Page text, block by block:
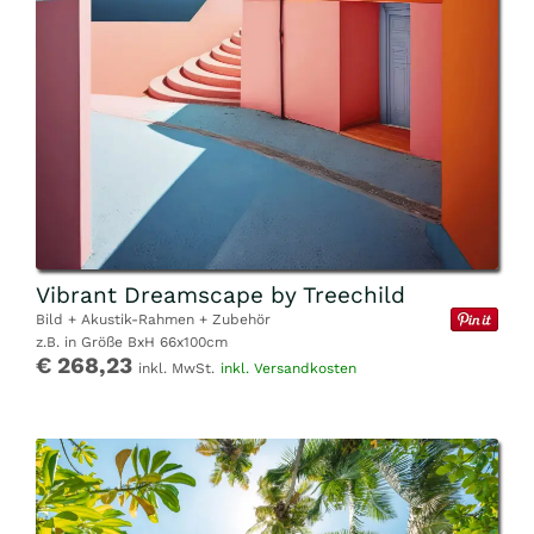
Vibrant Dreamscape by Treechild
Bild + Akustik-Rahmen + Zubehör
z.B. in Größe BxH 66x100cm
€ 268,23 inkl. MwSt. inkl. Versandkosten